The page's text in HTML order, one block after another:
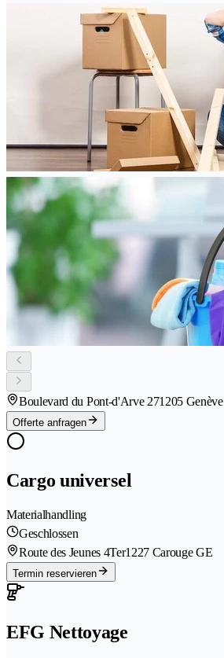
Boulevard du Pont-d'Arve 271205 Genève
Offerte anfragen
Cargo universel
Materialhandling
Geschlossen
Route des Jeunes 4Ter1227 Carouge GE
Termin reservieren
EFG Nettoyage